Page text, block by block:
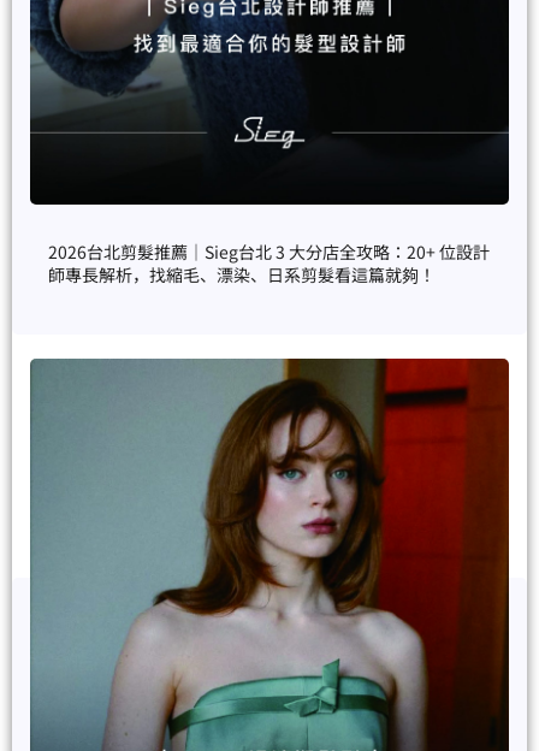
2026台北剪髮推薦｜Sieg台北 3 大分店全攻略：20+ 位設計
師專長解析，找縮毛、漂染、日系剪髮看這篇就夠！